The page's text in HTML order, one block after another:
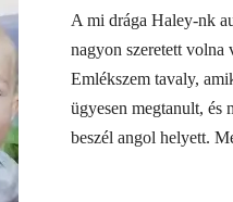
A mi drága Haley-nk
nagyon szeretett
Emlékszem tavaly,
ügyesen megtanult, és
beszél angol helyett.